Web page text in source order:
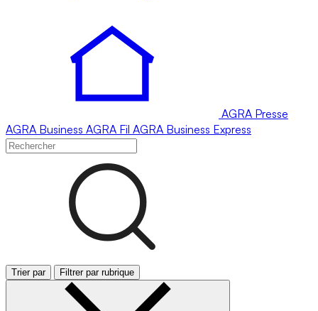
AGRA Presse
AGRA Business AGRA Fil AGRA Business Express
Trier par Filtrer par rubrique